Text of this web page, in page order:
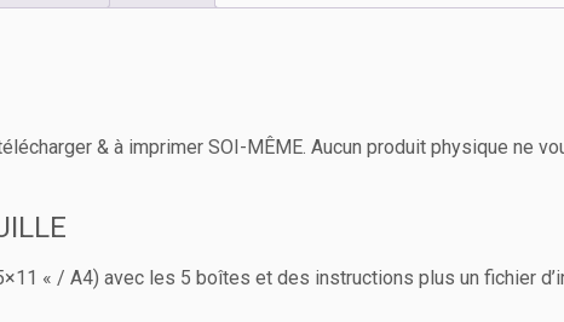
& à imprimer SOI-MÊME. Aucun produit physique ne
« / A4) avec les 5 boîtes et des instructions plus un fichier